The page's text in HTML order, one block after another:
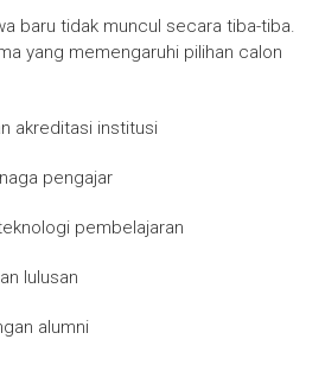
baru tidak muncul secara tiba-tiba.
yang memengaruhi pilihan calon
akreditasi institusi
pengajar
pembelajaran
lulusan
alumni